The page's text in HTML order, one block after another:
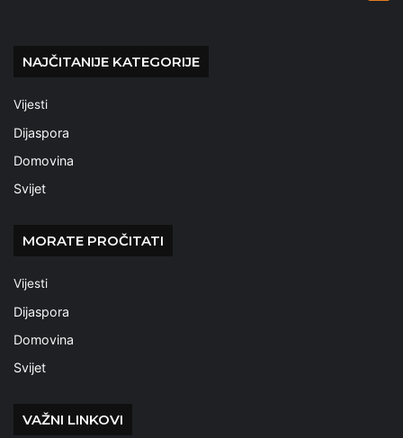
NAJČITANIJE KATEGORIJE
Vijesti
Dijaspora
Domovina
Svijet
MORATE PROČITATI
Vijesti
Dijaspora
Domovina
Svijet
VAŽNI LINKOVI